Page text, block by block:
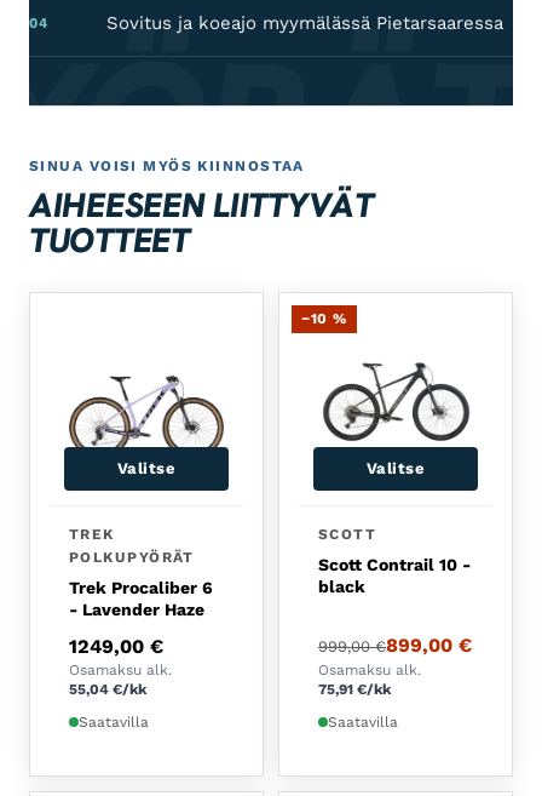
04 Sovitus ja koeajo myymälässä Pietarsaaressa
SINUA VOISI MYÖS KIINNOSTAA
AIHEESEEN LIITTYVÄT
TUOTTEET
Valitse
TREK
POLKUPYÖRÄT
Trek Procaliber 6
- Lavender Haze
1249,00 €
Osamaksu alk.
55,04 €/kk
Saatavilla
−10 %
Valitse
SCOTT
Scott Contrail 10 -
black
999,00€
Alkuperäinen hinta oli:
899,00 €
Nykyinen hinta on:
Osamaksu alk.
75,91 €/kk
Saatavilla